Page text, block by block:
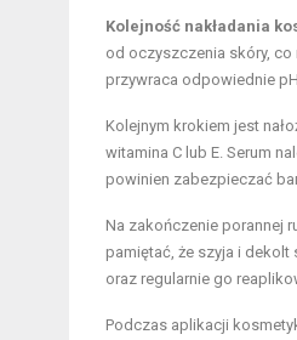
Kolejność nakładania
od oczyszczenia skóry,
przywraca odpowiednie
Kolejnym krokiem jest
witamina C lub E. Serum
powinien zabezpieczać
Na zakończenie porannej
pamiętać, że szyja i
oraz regularnie go
Podczas aplikacji